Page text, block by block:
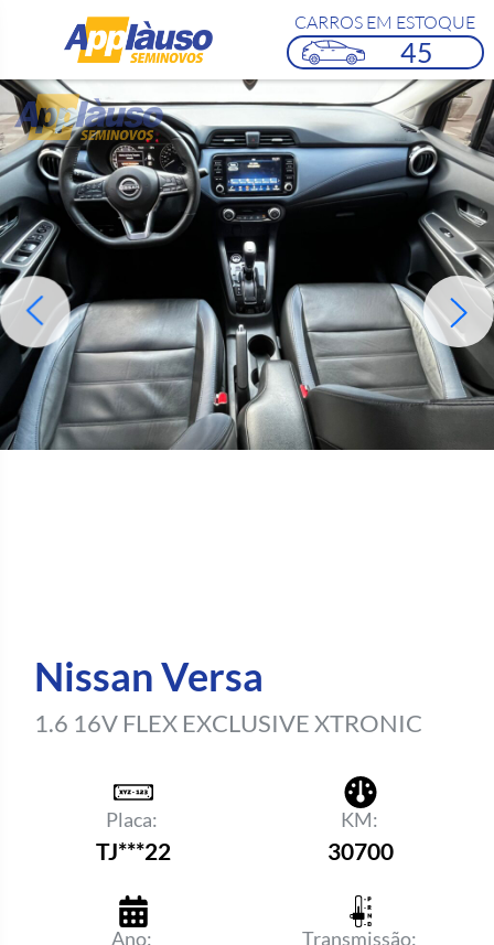
CARROS EM ESTOQUE
45
Nissan Versa
1.6 16V FLEX EXCLUSIVE XTRONIC
Placa:
TJ***22
KM:
30700
Ano: Transmissão: